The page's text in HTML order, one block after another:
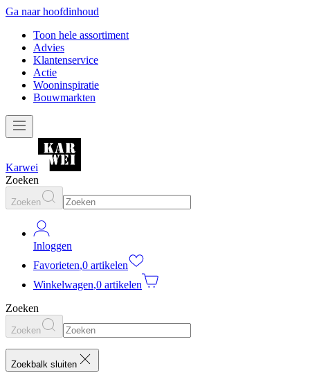
Ga naar hoofdinhoud
Toon hele assortiment
Advies
Klantenservice
Actie
Wooninspiratie
Bouwmarkten
Karwei
Zoeken
Zoeken
Inloggen
Favorieten,0 artikelen
Winkelwagen,0 artikelen
Zoeken
Zoeken
Zoekbalk sluiten